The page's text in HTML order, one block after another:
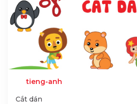
tieng-anh
Cắt dán